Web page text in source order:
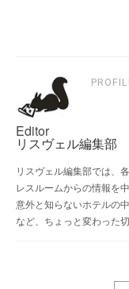
Editor
リスヴェル編集部
リスヴェル編集部では、
レスルームからの情報を
意外と知らないホテルの
など、ちょっと変わった